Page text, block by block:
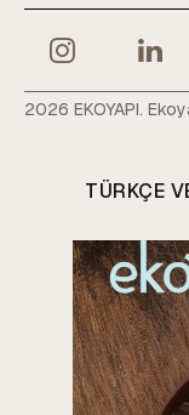
2026 EKOYAPI.
TÜRKÇE